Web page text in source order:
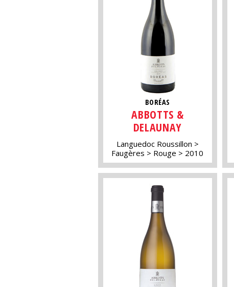
BORÉAS
ABBOTTS &
DELAUNAY
Languedoc Roussillon
Faugères
Rouge 2010